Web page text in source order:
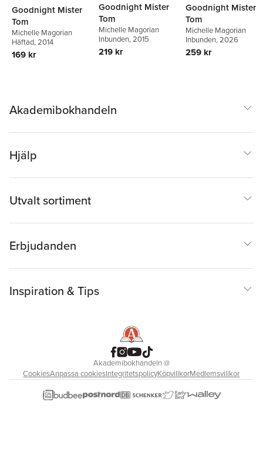
Goodnight Mister
Tom
Michelle Magorian
Häftad, 2014
169 kr
Goodnight Mister
Tom
Michelle Magorian
Inbunden, 2015
219 kr
Goodnight Mister
Tom
Michelle Magorian
Inbunden, 2026
259 kr
Akademibokhandeln
Hjälp
Utvalt sortiment
Erbjudanden
Inspiration & Tips
Akademibokhandeln@
CookiesAnpassa cookiesIntegritetspolicyKöpvillkorMedlemsvillkor